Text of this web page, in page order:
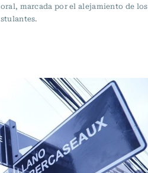
marcada por el alejamiento de los